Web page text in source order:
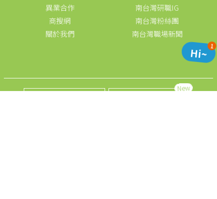
異業合作
商搜網
關於我們
南台灣研職IG
南台灣粉絲團
南台灣職場新聞
New
Hi~
1